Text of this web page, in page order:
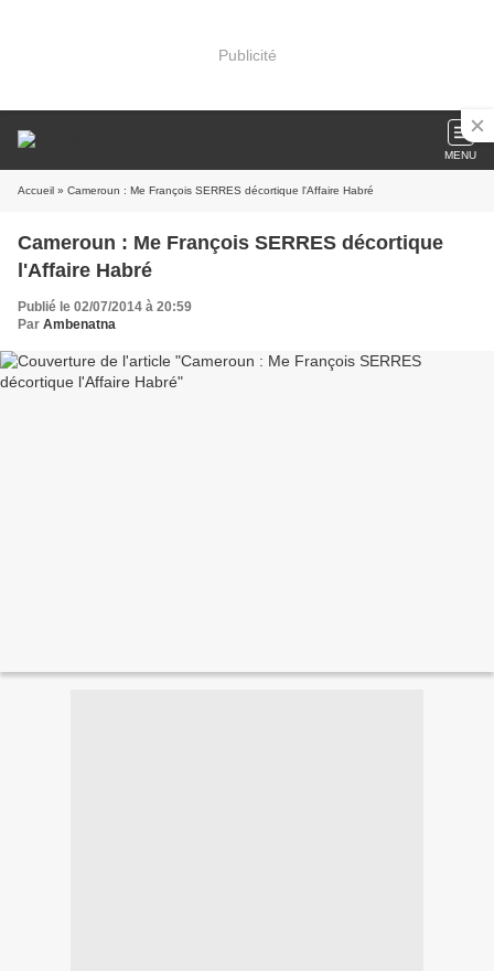
Publicité
MENU
Accueil » Cameroun : Me François SERRES décortique l'Affaire Habré
Cameroun : Me François SERRES décortique
l'Affaire Habré
Publié le 02/07/2014 à 20:59
Par Ambenatna